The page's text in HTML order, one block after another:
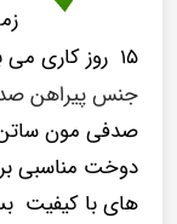
۱۵ روز کاری می باشد .
جنس پیراهن
صدفی مون ساتن
دوخت مناسبی
های با کیفیت